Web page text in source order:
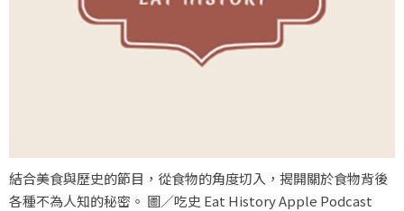
結合美食與歷史的節目，從食物的角度切入，揭開關於食物背後
各種不為人知的秘密。 圖／吃史 Eat History Apple Podcast